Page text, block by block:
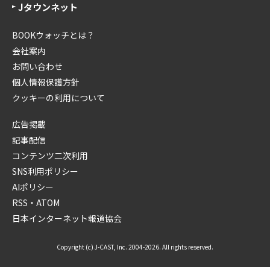
Jタウンネット
BOOKウォッチとは？
会社案内
お問い合わせ
個人情報保護方針
クッキーの利用について
広告掲載
記事配信
コンテンツ二次利用
SNS利用ポリシー
AIポリシー
RSS・ATOM
日本インターネット報道協会
Copyright (c) J-CAST, Inc. 2004-2026. All rights reserved.